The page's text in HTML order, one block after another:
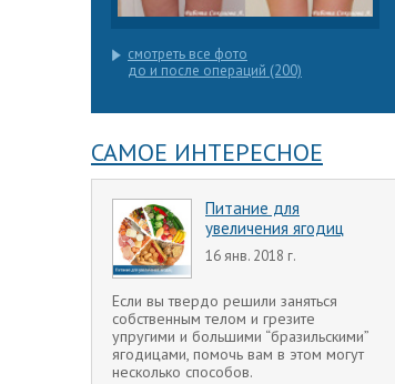
смотреть все фото
до и после операций (200)
САМОЕ ИНТЕРЕСНОЕ
Питание для
увеличения ягодиц
16 янв. 2018 г.
Если вы твердо решили заняться
собственным телом и грезите
упругими и большими “бразильскими”
ягодицами, помочь вам в этом могут
несколько способов.